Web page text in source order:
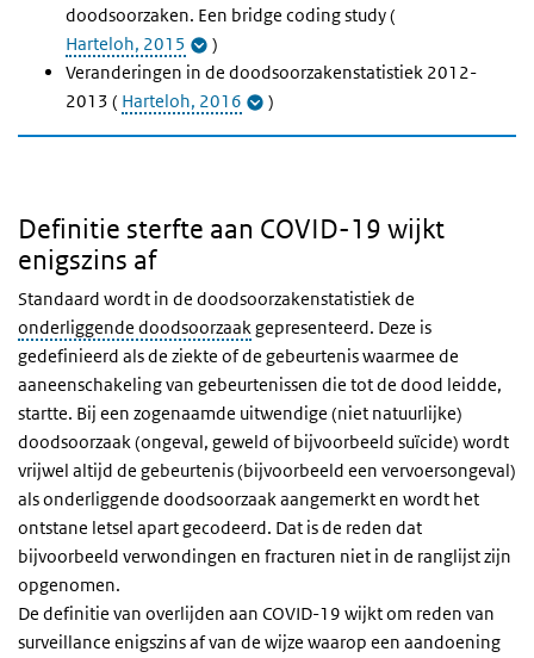
doodsoorzaken. Een bridge coding study (
Harteloh, 2015
)
Veranderingen in de doodsoorzakenstatistiek 2012-
2013 ( Harteloh, 2016 )
Definitie sterfte aan COVID-19 wijkt
enigszins af
Standaard wordt in de doodsoorzakenstatistiek de
onderliggende doodsoorzaakgepresenteerd. Deze is
gedefinieerd als de ziekte of de gebeurtenis waarmee de
aaneenschakeling van gebeurtenissen die tot de dood leidde,
startte. Bij een zogenaamde uitwendige (niet natuurlijke)
doodsoorzaak (ongeval, geweld of bijvoorbeeld suïcide) wordt
vrijwel altijd de gebeurtenis (bijvoorbeeld een vervoersongeval)
als onderliggende doodsoorzaak aangemerkt en wordt het
ontstane letsel apart gecodeerd. Dat is de reden dat
bijvoorbeeld verwondingen en fracturen niet in de ranglijst zijn
opgenomen.
De definitie van overlijden aan COVID-19 wijkt om reden van
surveillance enigszins af van de wijze waarop een aandoening